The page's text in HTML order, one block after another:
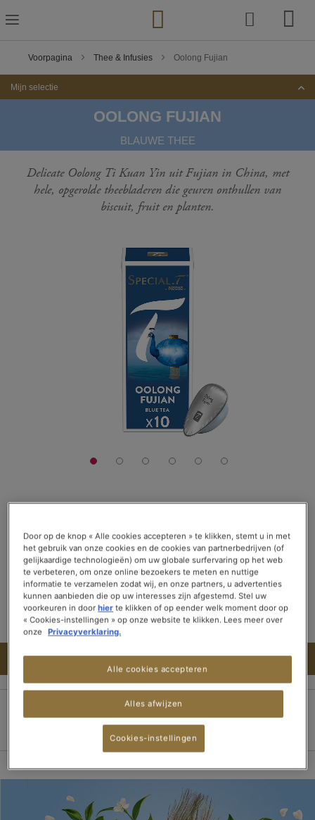
naar
de
Voorpagina Thee & Infusies Oolong Fujian
Mijn selectie
OOLONG FUJIAN
BLAUWE THEE
Delicate Oolong Ti Kuan Yin uit Fujian in China, met
hele, opgerolde theebladeren die geuren onthullen van
biscuit, fruit en planten.
€ 4,90
De doos met 10 capsules
Waardering:
100
% of100
Lees recensies (1)
Op voorraad
IN WINKELWAGEN
Bezorging binnen 3
dagen
Door op de knop « Alle cookies accepteren » te klikken, stemt u in met
het gebruik van onze cookies en de cookies van partnerbedrijven (of
gelijkaardige technologieën) om uw globale surfervaring op het web
te verbeteren, om onze online bezoekers te meten en nuttige
informatie te verzamelen zodat wij, en onze partners, u advertenties
kunnen aanbieden die op uw interesses zijn afgestemd. Stel uw
voorkeuren in doorhier te klikken of op eender welk moment door op
« Cookies-instellingen » op onze website te klikken. Lees meer over
onze
Privacyverklaring.
Alles afwijzen
Alle cookies accepteren
Cookies-instellingen